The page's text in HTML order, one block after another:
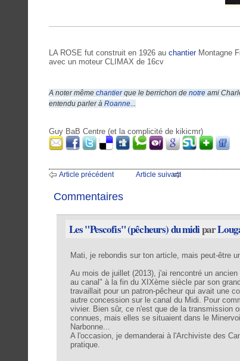
LA ROSE fut construit en 1926 au chantierMontagne
avec un moteur CLIMAX de 16cv
A noter même chantierque le berrichon de notre ami
entendu parler à Roanne...
Guy BaB Centre (et la complicité de kikicmr)
Article précédent Article suivant
Commentaires
Les "Pescofis" (pêcheurs) du midipar
Mati, je rebondis sur ton article, mais peut-être
Au mois de juillet (2013), j'ai rencontré un
au canal" à la fin du XIXème siècle par son
travaillait pour un patron-pêcheur qui avait une
autre concession sur le canal du Midi. Pour
vivier. Bien sûr, ce n'est que de la transmission
connues, mais elles se situaient dans le
Narbonne...
A l'occasion, je demanderai à l'Archiviste des
pratique.